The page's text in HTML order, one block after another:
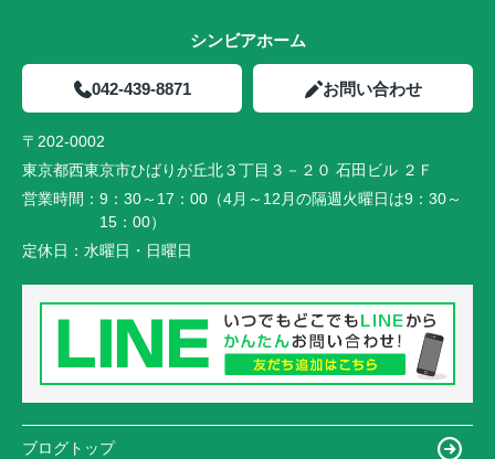
シンビアホーム
042-439-8871 お問い合わせ
〒202-0002
東京都西東京市ひばりが丘北３丁目３－２０ 石田ビル ２Ｆ
営業時間： 9：30～17：00（4月～12月の隔週火曜日は9：30～
15：00）
定休日： 水曜日・日曜日
ブログトップ